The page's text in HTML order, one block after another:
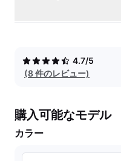
4.7/5
(8 件のレビュー)
購入可能なモデル
カラー